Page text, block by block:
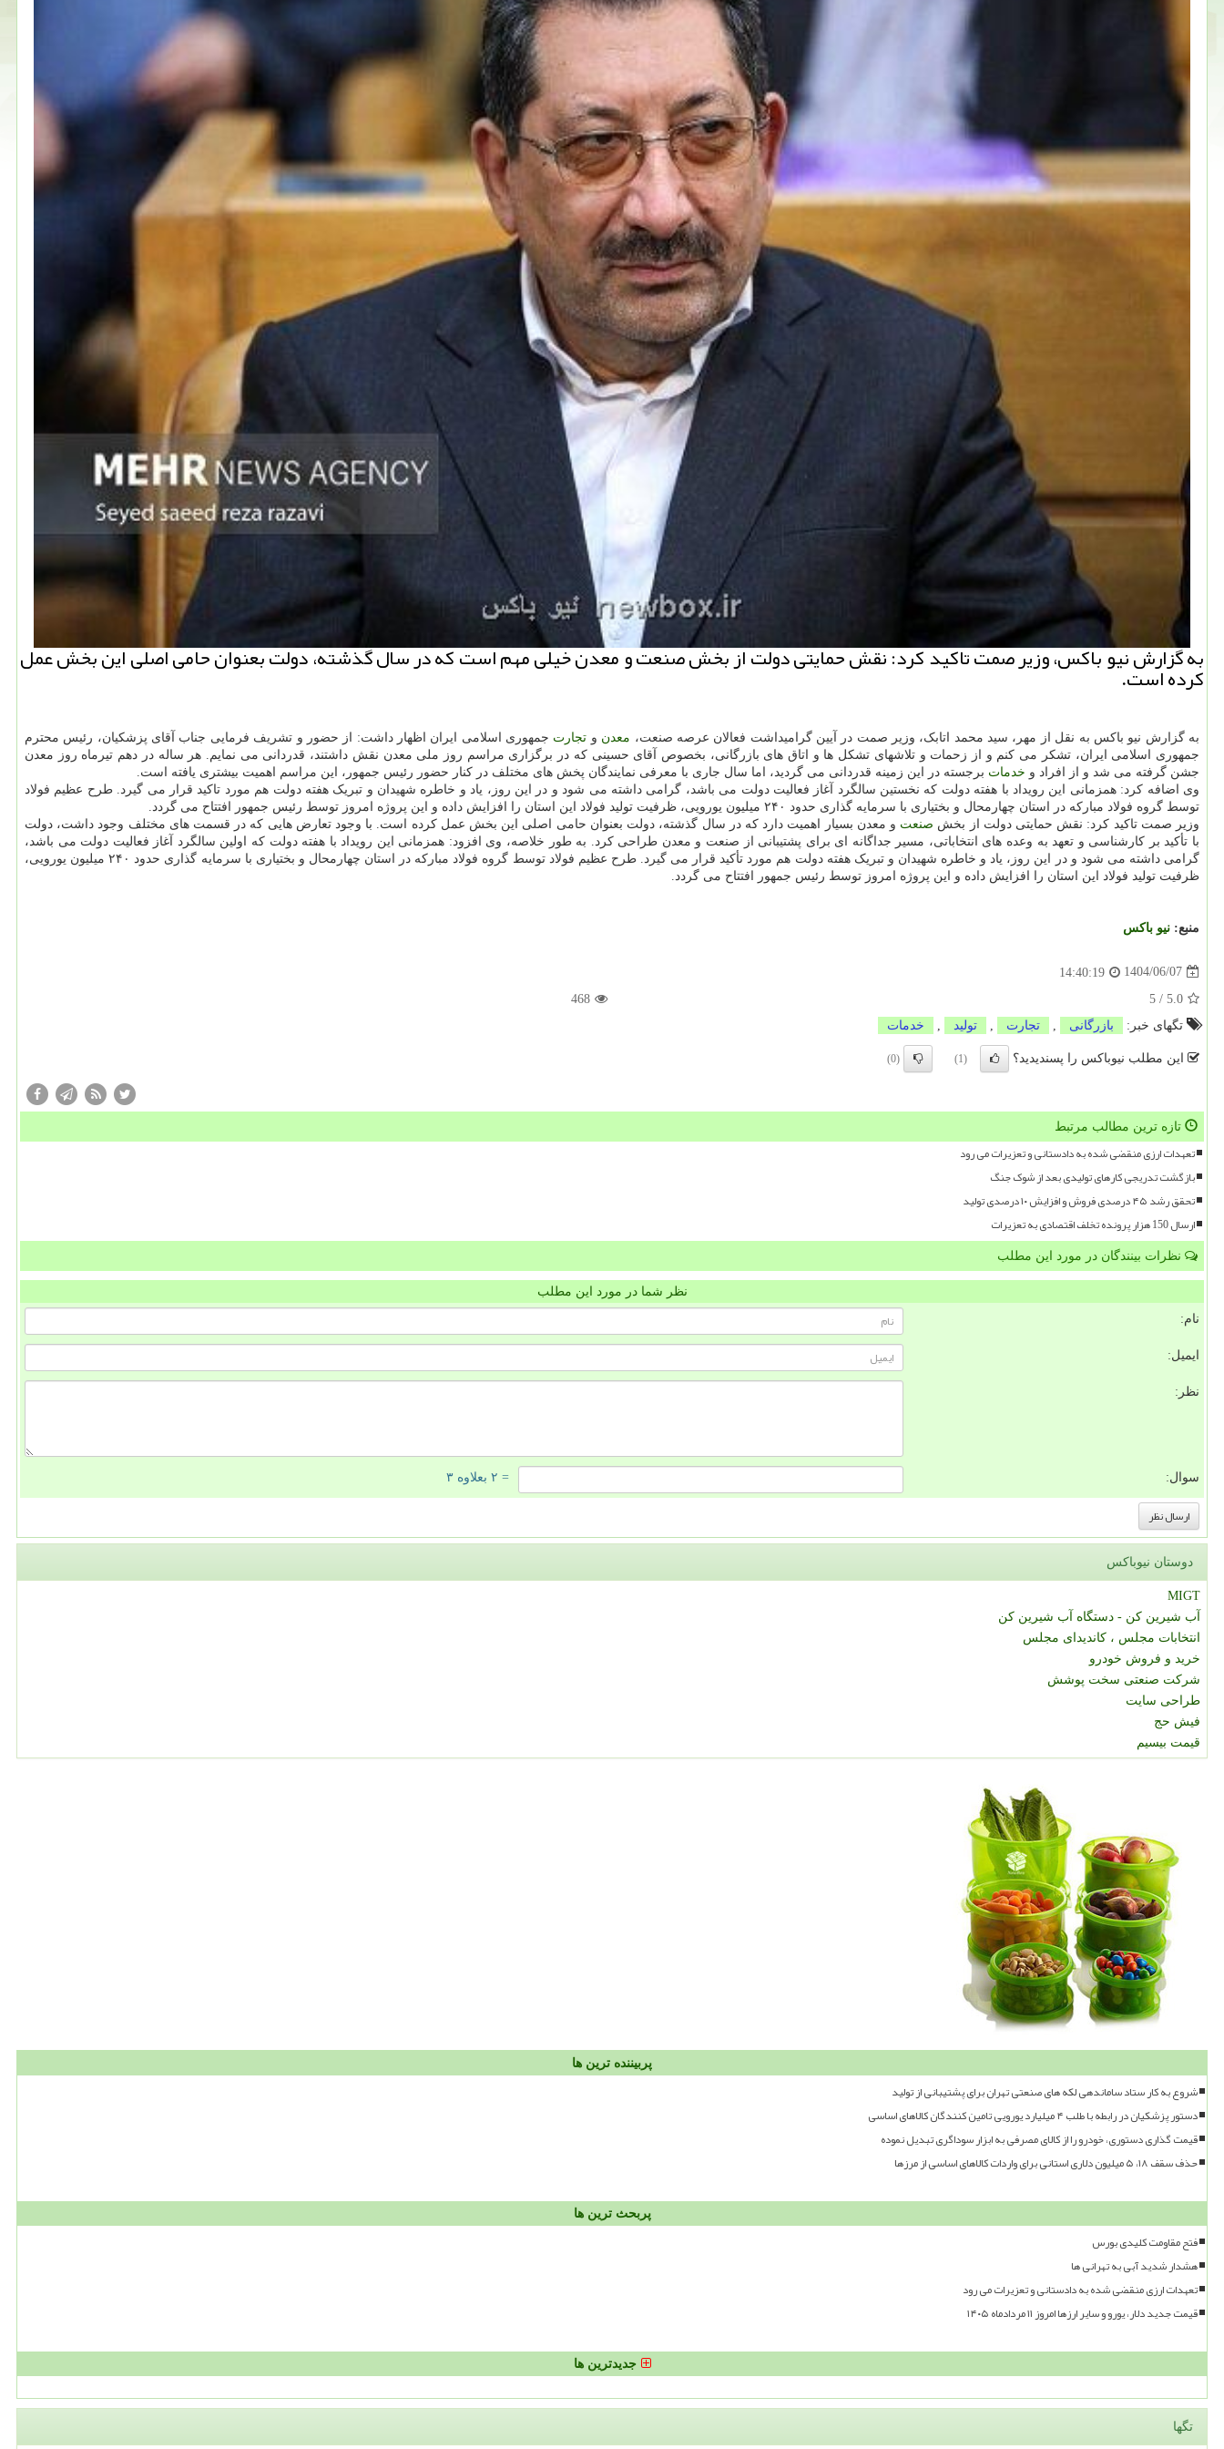
به گزارش نیو باکس، وزیر صمت تاکید کرد: نقش حمایتی دولت از بخش صنعت و معدن خیلی مهم است که در سال گذشته، دولت بعنوان حامی اصلی این بخش عمل
کرده است.
به گزارش نیو باکس به نقل از مهر، سید محمد اتابک، وزیر صمت در آیین گرامیداشت فعالان عرصه صنعت، معدن و تجارت جمهوری اسلامی ایران اظهار داشت: از حضور و تشریف فرمایی جناب آقای پزشکیان، رئیس محترم
جمهوری اسلامی ایران، تشکر می کنم و از زحمات و تلاشهای تشکل ها و اتاق های بازرگانی، بخصوص آقای حسینی که در برگزاری مراسم روز ملی معدن نقش داشتند، قدردانی می نمایم. هر ساله در دهم تیرماه روز معدن
جشن گرفته می شد و از افراد و خدمات برجسته در این زمینه قدردانی می گردید، اما سال جاری با معرفی نمایندگان پخش های مختلف در کنار حضور رئیس جمهور، این مراسم اهمیت بیشتری یافته است.
وی اضافه کرد: همزمانی این رویداد با هفته دولت که نخستین سالگرد آغاز فعالیت دولت می باشد، گرامی داشته می شود و در این روز، یاد و خاطره شهیدان و تبریک هفته دولت هم مورد تاکید قرار می گیرد. طرح عظیم فولاد
توسط گروه فولاد مبارکه در استان چهارمحال و بختیاری با سرمایه گذاری حدود ۲۴۰ میلیون یورویی، ظرفیت تولید فولاد این استان را افزایش داده و این پروژه امروز توسط رئیس جمهور افتتاح می گردد.
وزیر صمت تاکید کرد: نقش حمایتی دولت از بخش صنعت و معدن بسیار اهمیت دارد که در سال گذشته، دولت بعنوان حامی اصلی این بخش عمل کرده است. با وجود تعارض هایی که در قسمت های مختلف وجود داشت، دولت
با تأکید بر کارشناسی و تعهد به وعده های انتخاباتی، مسیر جداگانه ای برای پشتیبانی از صنعت و معدن طراحی کرد. به طور خلاصه، وی افزود: همزمانی این رویداد با هفته دولت که اولین سالگرد آغاز فعالیت دولت می باشد،
گرامی داشته می شود و در این روز، یاد و خاطره شهیدان و تبریک هفته دولت هم مورد تأکید قرار می گیرد. طرح عظیم فولاد توسط گروه فولاد مبارکه در استان چهارمحال و بختیاری با سرمایه گذاری حدود ۲۴۰ میلیون یورویی،
ظرفیت تولید فولاد این استان را افزایش داده و این پروژه امروز توسط رئیس جمهور افتتاح می گردد.
منبع: نیو باكس
1404/06/07
14:40:19
5.0
/
5
468
تگهای خبر:
بازرگانی تجارت تولید خدمات
این مطلب نیوباکس را پسندیدید؟ (1)
(0)
تازه ترین مطالب مرتبط
تعهدات ارزی منقضی شده به دادستانی و تعزیرات می رود
بازگشت تدریجی کارهای تولیدی بعد از شوک جنگ
تحقق رشد ۴۵ درصدی فروش و افزایش ۱۰ درصدی تولید
ارسال 150 هزار پرونده تخلف اقتصادی به تعزیرات
نظرات بینندگان در مورد این مطلب
نظر شما در مورد این مطلب
نام:
ایمیل:
نظر:
سوال: = ۲ بعلاوه ۳
دوستان نیوباکس
MIGT
آب شیرین کن - دستگاه آب شیرین کن
انتخابات مجلس ، کاندیدای مجلس
خرید و فروش خودرو
شرکت صنعتی سخت پوشش
طراحی سایت
فیش حج
قیمت بیسیم
پربیننده ترین ها
شروع به کار ستاد ساماندهی لکه های صنعتی تهران برای پشتیبانی از تولید
دستور پزشکیان در رابطه با طلب ۴ میلیارد یورویی تامین کنندگان کالاهای اساسی
قیمت گذاری دستوری، خودرو را از کالای مصرفی به ابزار سوداگری تبدیل نموده
حذف سقف ۱۸، ۵ میلیون دلاری استانی برای واردات کالاهای اساسی از مرزها
پربحث ترین ها
فتح مقاومت کلیدی بورس
هشدار شدید آبی به تهرانی ها
تعهدات ارزی منقضی شده به دادستانی و تعزیرات می رود
قیمت جدید دلار، یورو و سایر ارزها امروز ۱۱ مردادماه ۱۴۰۵
جدیدترین ها
تگها